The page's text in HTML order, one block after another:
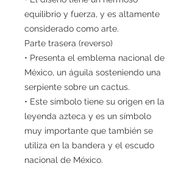
equilibrio y fuerza, y es altamente
considerado como arte.
Parte trasera (reverso)
• Presenta el emblema nacional de
México, un águila sosteniendo una
serpiente sobre un cactus.
• Este símbolo tiene su origen en la
leyenda azteca y es un símbolo
muy importante que también se
utiliza en la bandera y el escudo
nacional de México.